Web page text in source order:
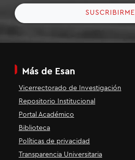
SUSCRIBIRME
Más de Esan
Vicerrectorado de Investigación
Repositorio Institucional
Portal Académico
Biblioteca
Políticas de privacidad
Transparencia Universitaria